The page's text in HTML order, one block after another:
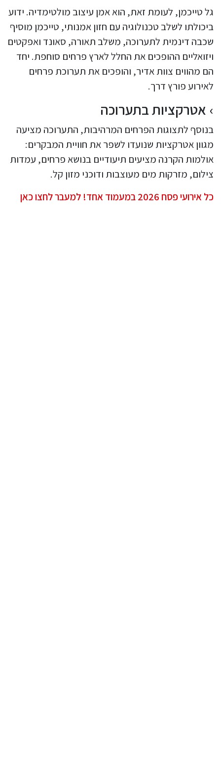
גל טייכמן, לעומת זאת, הוא אמן עיצוב מולטימדיה. ידוע
ביכולתו לשלב טכנולוגיה עם חזון אמנותי, טייכמן מוסיף
שכבה דינמית לתערוכה, משלב תאורה, סאונד ואפקטים
ויזואליים ההופכים את החלל לארץ פרחים סוחפת. יחד
הם מהווים צוות אדיר, והופכים את תערוכת פרחים
לאירוע פורץ דרך.
אטרקציות בתערוכה
בנוסף לתצוגות הפרחים המרהיבות, התערוכה מציעה
מגוון אטרקציות שנועדו לשפר את חוויית המבקרים:
אולמות הקרנה מציעים תיעודיים בנושא פרחים, עמדות
צילום, מזרקות מים מעוצבות ודוכני מזון קל.
כל אירועי פסח 2026 במעמוד אחד! למעבר לחצו כאן